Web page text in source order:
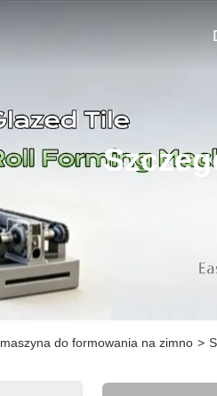
maszyna do formowania na zimno >